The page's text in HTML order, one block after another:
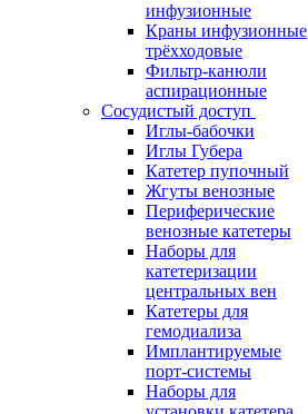
инфузионные
Краны инфузионные
трёхходовые
Фильтр-канюли
аспирационные
Сосудистый доступ
Иглы-бабочки
Иглы Губера
Катетер пупочный
Жгуты венозные
Периферические
венозные катетеры
Наборы для
катетеризации
центральных вен
Катетеры для
гемодиализа
Имплантируемые
порт‑системы
Наборы для